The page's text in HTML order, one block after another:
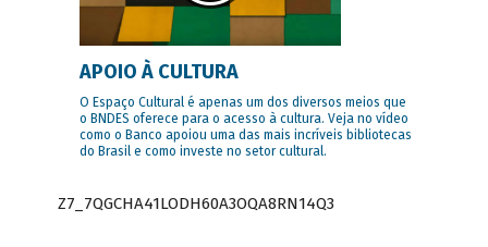
APOIO À CULTURA
O Espaço Cultural é apenas um dos diversos meios que
o BNDES oferece para o acesso à cultura. Veja no vídeo
como o Banco apoiou uma das mais incríveis bibliotecas
do Brasil e como investe no setor cultural.
Z7_7QGCHA41LODH60A3OQA8RN14Q3